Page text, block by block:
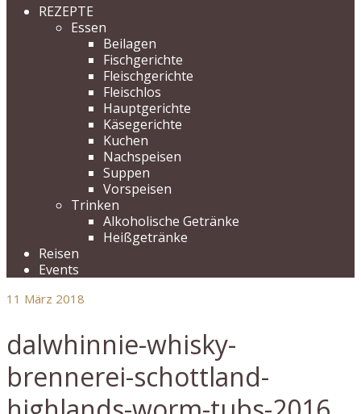
REZEPTE
Essen
Beilagen
Fischgerichte
Fleischgerichte
Fleischlos
Hauptgerichte
Käsegerichte
Kuchen
Nachspeisen
Suppen
Vorspeisen
Trinken
Alkoholische Getränke
Heißgetränke
Reisen
Events
11 März 2018
dalwhinnie-whisky-
brennerei-schottland-